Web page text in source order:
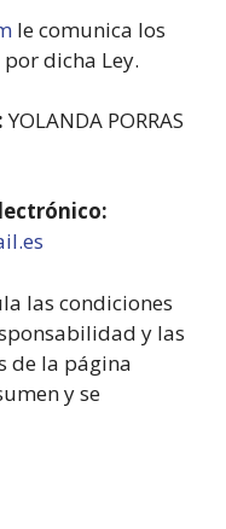
le comunica los
dicha Ley.
YOLANDA PORRAS
las condiciones
y las
de la página
y se